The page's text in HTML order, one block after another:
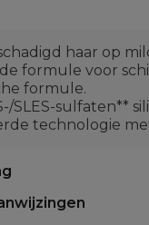
haar op
formule voor
formule.
SLES-sulfaten**
technologie